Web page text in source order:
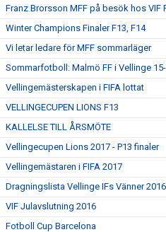
Franz Brorsson MFF på besök hos VIF
Winter Champions Finaler F13, F14
Vi letar ledare för MFF sommarläger
Sommarfotboll: Malmö FF i Vellinge
Vellingemästerskapen i FIFA lottat
VELLINGECUPEN LIONS F13
KALLELSE TILL ÅRSMÖTE
Vellingecupen Lions 2017 - P13 finaler
Vellingemästaren i FIFA 2017
Dragningslista Vellinge IFs Vänner
VIF Julavslutning 2016
Fotboll Cup Barcelona